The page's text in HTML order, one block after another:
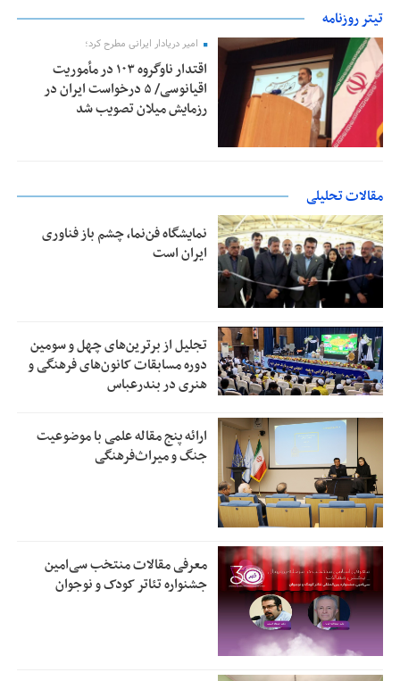
تیتر روزنامه
امیر دریادار ایرانی مطرح کرد؛
اقتدار ناوگروه ۱۰۳ در مأموریت‌
اقیانوسی/ ۵ درخواست ایران در
رزمایش میلان تصویب شد
مقالات تحلیلی
نمایشگاه فن‌نما، چشم باز فناوری
ایران است
تجلیل از بر‌ترین‌های چهل و سومین
دوره مسابقات کانون‌های فرهنگی و
هنری در بندرعباس
ارائه پنج مقاله علمی با موضوعیت
جنگ و میراث‌فرهنگی
معرفی مقالات منتخب سی‌امین
جشنواره تئاتر کودک و نوجوان